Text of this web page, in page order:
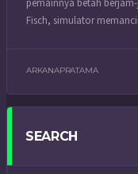
Fisch, simulator
ARKANAPRATAMA
SEARCH